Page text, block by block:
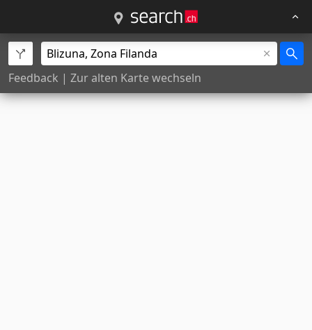
Feedback | Zur alten Karte wechseln